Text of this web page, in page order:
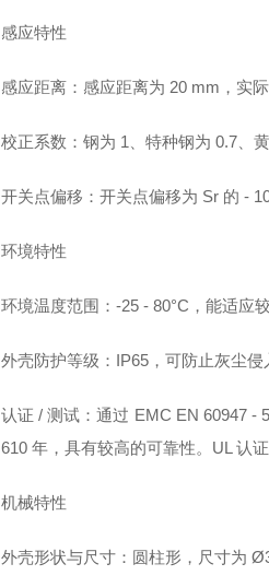
感应特性
感应距离：感应距离为 20 mm，实
校正系数：钢为 1、特种钢为 0.7、
开关点偏移：开关点偏移为 Sr 的 - 10
环境特性
环境温度范围：-25 - 80°C，能适应
外壳防护等级：IP65，可防止灰尘
认证 / 测试：通过 EMC EN 60947 -
610 年，具有较高的可靠性。UL 认
机械特性
外壳形状与尺寸：圆柱形，尺寸为